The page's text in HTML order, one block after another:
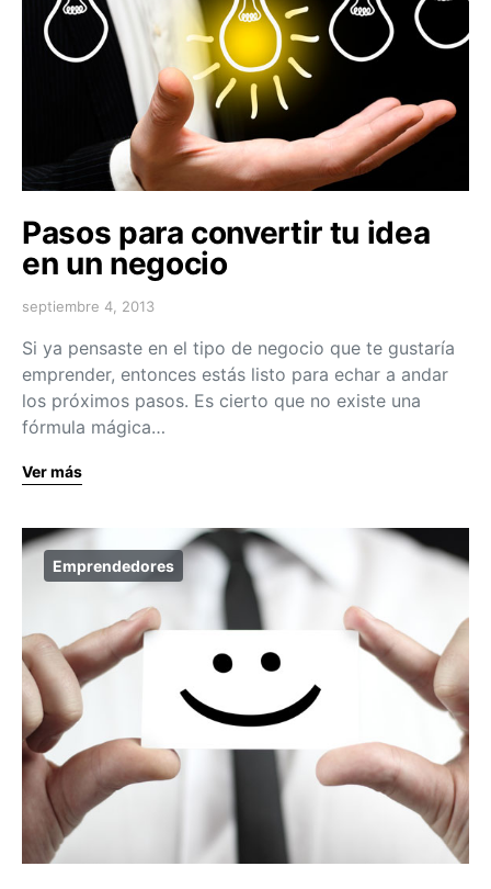
Pasos para convertir tu idea
en un negocio
septiembre 4, 2013
Si ya pensaste en el tipo de negocio que te gustaría
emprender, entonces estás listo para echar a andar
los próximos pasos. Es cierto que no existe una
fórmula mágica…
Ver más
Emprendedores